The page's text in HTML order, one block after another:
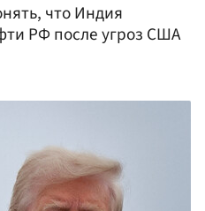
что Индия
РФ после угроз США